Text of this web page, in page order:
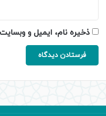
ذخیره نام، ایمیل و